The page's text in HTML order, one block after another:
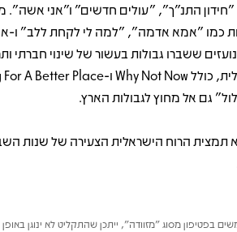
"חידון התנ"ך", "עולים חדשים" ו"אני אשה".
כמו "אמא אדמה", "למה לי לקחת ללב" ו-
ששברו גבולות בעשור של שינוי חברתי
גם אל מחוץ לגבולות הארץ.
תמצית הרוח הישראלית הצעירה של שנות
בפטיפון מסוג "מזוודה", ייתכן שהתקליט לא ינוגן